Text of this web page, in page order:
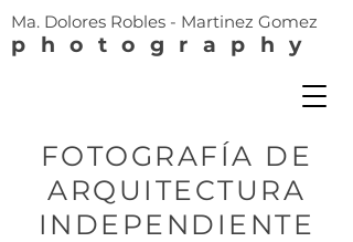
Ma. Dolores Robles - Martinez Gomez
photography
FOTOGRAFÍA DE
ARQUITECTURA
INDEPENDIENTE